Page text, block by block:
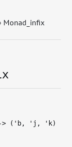
Monad_infix
> ( 'b, 'j , 'k)